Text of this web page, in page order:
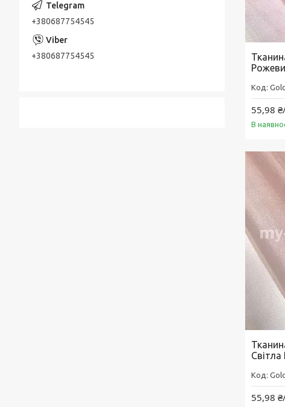
55,98
В
55,98
+380687754545
+380687754545